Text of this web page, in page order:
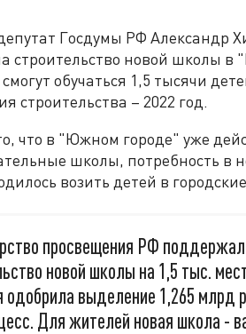
Госдумы РФ Александр
строительство новой школы
обучаться 1,5 тысячи
строительства – 2022 год.
что в "Южном городе" уже
школы, потребность в
возить детей в
просвещения РФ
новой школы на 1,5 тыс.
одобрила выделение 1,265 млрд
Для жителей новая школа -